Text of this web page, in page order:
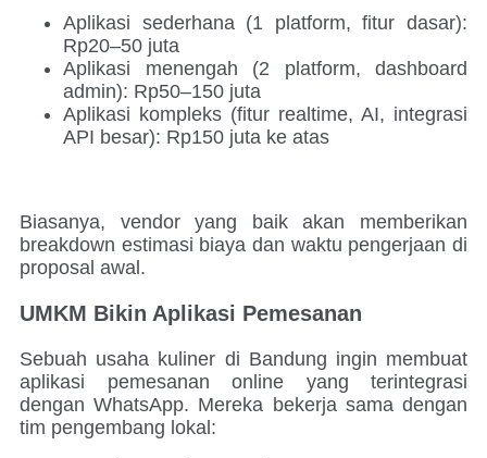
Aplikasi sederhana (1 platform, fitur dasar):
Rp20–50 juta
Aplikasi menengah (2 platform, dashboard
admin): Rp50–150 juta
Aplikasi kompleks (fitur realtime, AI, integrasi
API besar): Rp150 juta ke atas
Biasanya, vendor yang baik akan memberikan
breakdown estimasi biaya dan waktu pengerjaan di
proposal awal.
UMKM Bikin Aplikasi Pemesanan
Sebuah usaha kuliner di Bandung ingin membuat
aplikasi pemesanan online yang terintegrasi
dengan WhatsApp. Mereka bekerja sama dengan
tim pengembang lokal: